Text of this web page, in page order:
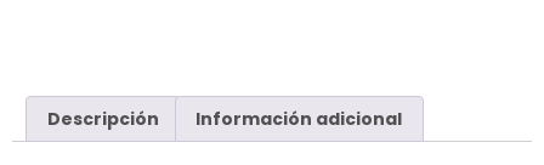
Descripción Información adicional